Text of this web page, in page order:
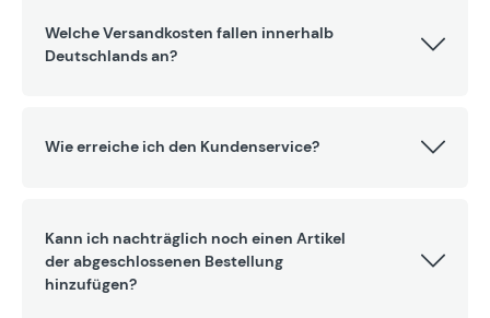
Welche Versandkosten fallen innerhalb
Deutschlands an?
Wie erreiche ich den Kundenservice?
Kann ich nachträglich noch einen Artikel
der abgeschlossenen Bestellung
hinzufügen?